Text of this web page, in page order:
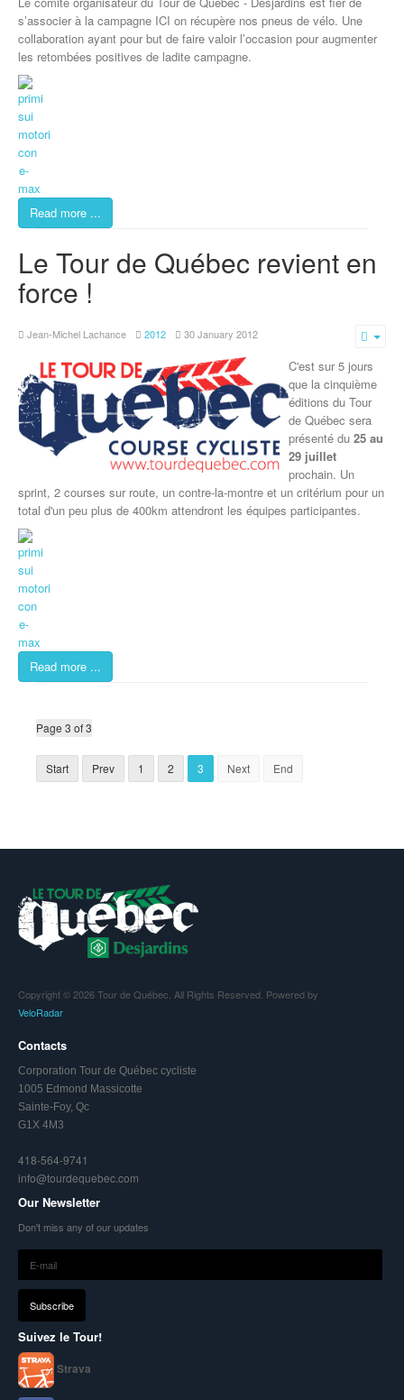
s’associer à la campagne ICI on récupère nos pneus de vélo. Une
collaboration ayant pour but de faire valoir l’occasion pour augmenter
les retombées positives de ladite campagne.
Read more ...
Le Tour de Québec revient en
force !
Jean-Michel Lachance 2012 30 January 2012
C'est sur 5 jours
que la cinquième
éditions du Tour
de Québec sera
présenté du 25 au
29 juillet
prochain. Un
sprint, 2 courses sur route, un contre-la-montre et un critérium pour un
total d'un peu plus de 400km attendront les équipes participantes.
Read more ...
Page 3 of 3
Start Prev 1 2 3 Next End
Copyright © 2026 Tour de Québec. All Rights Reserved. Powered by
VeloRadar
Contacts
Corporation Tour de Québec cycliste
1005 Edmond Massicotte
Sainte-Foy, Qc
G1X 4M3
418-564-9741
info@tourdequebec.com
Our Newsletter
Don't miss any of our updates
Suivez le Tour!
Strava